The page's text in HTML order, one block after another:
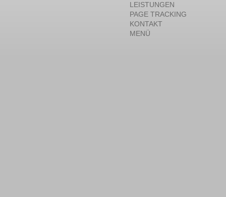
LEISTUNGEN
PAGE TRACKING
KONTAKT
MENÜ